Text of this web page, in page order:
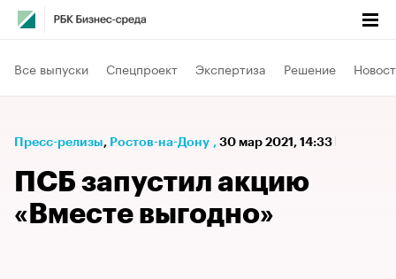
Все выпуски Спецпроект Экспертиза Решение
Пресс-релизы⁠, Ростов-на-Дону , 30 мар 2021, 14:33
ПСБ запустил акцию
«Вместе выгодно»